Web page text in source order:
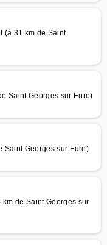
(à 31 km de Saint
Saint Georges sur Eure)
Saint Georges sur Eure)
de Saint Georges sur